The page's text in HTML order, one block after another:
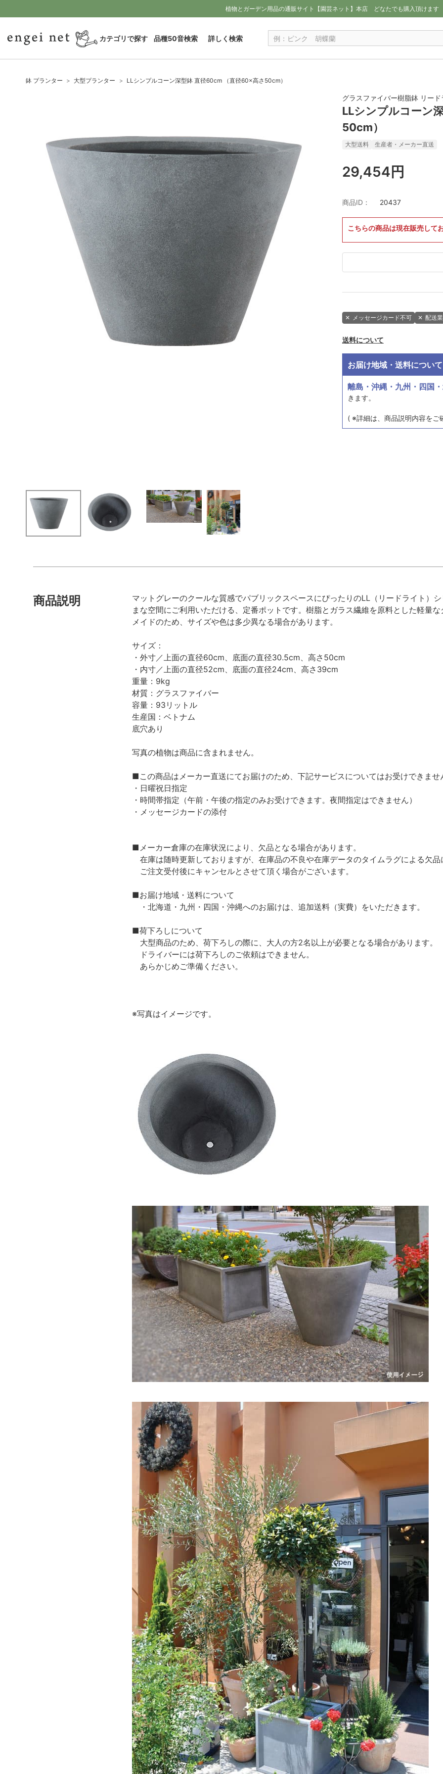
植物とガーデン用品の通販サイト【園芸ネット】本店 どなたでも購入頂けます
カテゴリで探す 品種50音検索 詳しく検索
鉢 プランター 大型プランター LLシンプルコーン深型鉢 直径60cm （直径60×高さ50cm）
グラスファイバー樹脂鉢 リー
LLシンプルコーン
50cm）
大型送料 生産者・メーカー直送
29,454円
商品ID： 20437
こちらの商品は現在販売して
✕ メッセージカード不可 ✕ 配送
送料について
お届け地域・送料について
離島・沖縄・九州・四国
きます。
( ※詳細は、商品説明内容をご
商品説明
マットグレーのクールな質感でパブリックスペースにぴったりのLL（リードライト）
まな空間にご利用いただける、定番ポットです。樹脂とガラス繊維を原料とした軽量
メイドのため、サイズや色は多少異なる場合があります。
サイズ：
・外寸／上面の直径60cm、底面の直径30.5cm、高さ50cm
・内寸／上面の直径52cm、底面の直径24cm、高さ39cm
重量：9kg
材質：グラスファイバー
容量：93リットル
生産国：ベトナム
底穴あり
写真の植物は商品に含まれません。
■この商品はメーカー直送にてお届けのため、下記サービスについてはお受けできませ
・日曜祝日指定
・時間帯指定（午前・午後の指定のみお受けできます。夜間指定はできません）
・メッセージカードの添付
■メーカー倉庫の在庫状況により、欠品となる場合があります。
在庫は随時更新しておりますが、在庫品の不良や在庫データのタイムラグによる欠品
ご注文受付後にキャンセルとさせて頂く場合がございます。
■お届け地域・送料について
・北海道・九州・四国・沖縄へのお届けは、追加送料（実費）をいただきます。
■荷下ろしについて
大型商品のため、荷下ろしの際に、大人の方2名以上が必要となる場合があります。
ドライバーには荷下ろしのご依頼はできません。
あらかじめご準備ください。
※写真はイメージです。